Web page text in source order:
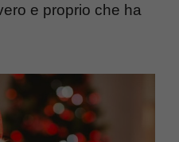
e proprio che ha